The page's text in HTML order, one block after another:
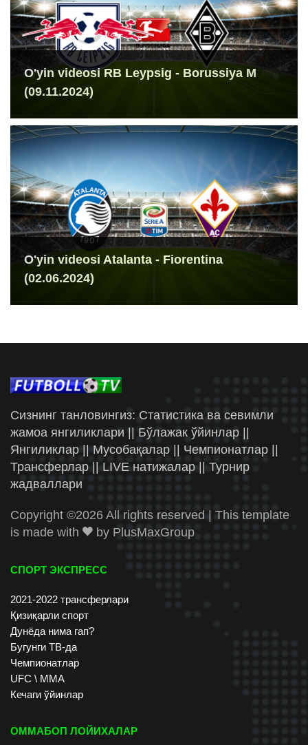
O'yin videosi RB Leypsig - Borussiya M
(09.11.2024)
O'yin videosi Atalanta - Fiorentina
(02.06.2024)
Сизнинг танловингиз: Статистика ва севимли
жамоа янгиликлари || Бўлажак ўйинлар ||
Янгиликлар || Мусобақалар || Чемпионатлар ||
Трансферлар || LIVE натижалар || Турнир
жадваллари
Copyright ©2026 All rights reserved | This template
is made with
by PlusMaxGroup
СПОРТ ЭКСПРЕСС
2021-2022 трансферлари
Қизиқарли спорт
Дунёда нима гап?
Бугунги ТВ-да
Чемпионатлар
UFC \ ММА
Кечаги ўйинлар
ОММАБОП ЛОЙИХАЛАР